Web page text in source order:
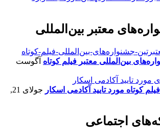
معتبر بین‌المللی
بین‌المللی معتبر فیلم کوتاه آگوست
کوتاه مورد تایید آکادمی اسکار
جولای 21,
اجتماعی